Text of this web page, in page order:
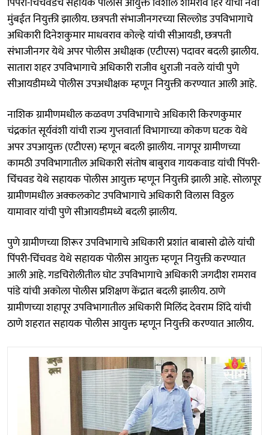
मुंबईत नियुक्ती झालीय. छत्रपती संभाजीनगरच्या सिल्लोड उपविभागाचे
अधिकारी दिनेशकुमार माधवराव कोल्हे यांची सीआयडी, छत्रपती
संभाजीनगर येथे अपर पोलीस अधीक्षक (एटीएस) पदावर बदली झालीय.
सातारा शहर उपविभागाचे अधिकारी राजीव धुराजी नवले यांची पुणे
सीआयडीमध्ये पोलीस उपअधीक्षक म्हणून नियुक्ती करण्यात आली आहे.
नाशिक ग्रामीणमधील कळवण उपविभागाचे अधिकारी किरणकुमार
चंद्रकांत सूर्यवंशी यांची राज्य गुप्तवार्ता विभागाच्या कोकण घटक येथे
अपर उपआयुक्त (एटीएस) म्हणून बदली झालीय. नागपूर ग्रामीणच्या
कामठी उपविभागातील अधिकारी संतोष बाबुराव गायकवाड यांची पिंपरी-
चिंचवड येथे सहायक पोलीस आयुक्त म्हणून नियुक्ती झाली आहे. सोलापूर
ग्रामीणमधील अक्कलकोट उपविभागाचे अधिकारी विलास विठ्ठल
यामावार यांची पुणे सीआयडीमध्ये बदली झालीय.
पुणे ग्रामीणच्या शिरूर उपविभागाचे अधिकारी प्रशांत बाबासो ढोले यांची
पिंपरी-चिंचवड येथे सहायक पोलीस आयुक्त म्हणून नियुक्ती करण्यात
आली आहे. गडचिरोलीतील घोट उपविभागाचे अधिकारी जगदीश रामराव
पांडे यांची अकोला पोलीस प्रशिक्षण केंद्रात बदली झालीय. ठाणे
ग्रामीणच्या शहापूर उपविभागातील अधिकारी मिलिंद देवराम शिंदे यांची
ठाणे शहरात सहायक पोलीस आयुक्त म्हणून नियुक्ती करण्यात आलीय.